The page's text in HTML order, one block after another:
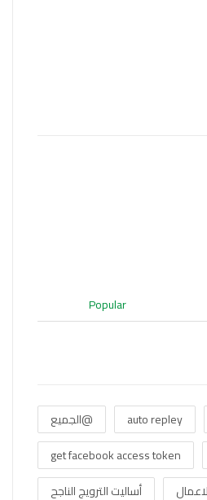
Popular
@الجميع auto repley
get facebook access token
أساليت الترويج الناجح